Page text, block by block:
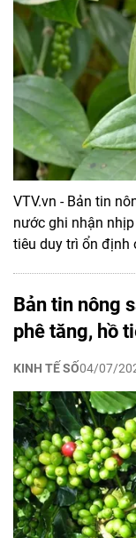
VTV.vn - Bản tin
nước ghi nhận
tiêu duy trì ổn định
Bản tin nông
phê tăng, hồ
KINH TẾ SỐ04/07/